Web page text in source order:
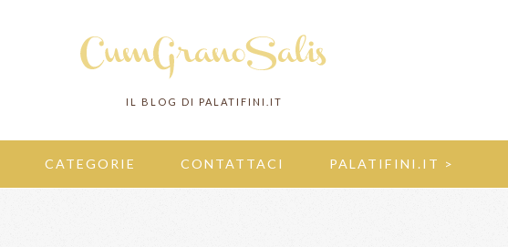
IL BLOG DI PALATIFINI.IT
CATEGORIE CONTATTACI PALATIFINI.IT >